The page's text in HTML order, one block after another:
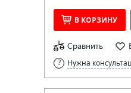
В КОРЗИНУ
Сравнить
Нужна